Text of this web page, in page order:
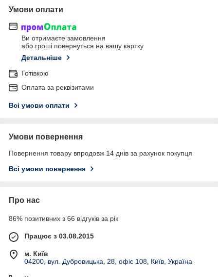
Умови оплати
Ви отримаєте замовлення
або гроші повернуться на вашу картку
Детальніше
Готівкою
Оплата за реквізитами
Всі умови оплати
Умови повернення
Повернення товару впродовж 14 днів за рахунок покупця
Всі умови повернення
Про нас
86% позитивних з 66 відгуків за рік
Працює з 03.08.2015
м. Київ
04200, вул. Дубровицька, 28, офіс 108, Київ, Україна